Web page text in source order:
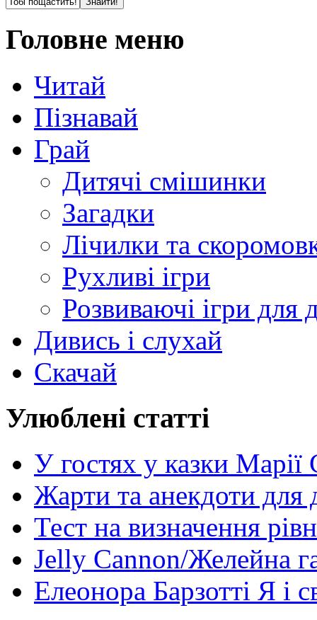
Головне меню
Читай
Пізнавай
Грай
Дитячі смішинки
Загадки
Лічилки та
Рухливі ігри
Розвиваючі ігри для
Дивись і слухай
Скачай
Улюблені статті
У гостях у казки
Жарти та анекдоти для
Тест на визначення
Jelly Cannon/Желейна
Елеонора Барзотті Я і